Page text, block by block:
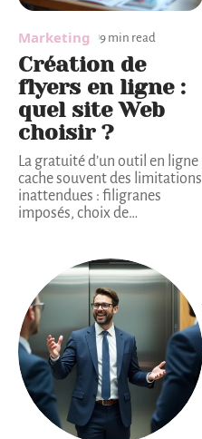
Marketing 9 min read
Création de
flyers en ligne :
quel site Web
choisir ?
La gratuité d’un outil en ligne
cache souvent des limitations
inattendues : filigranes
imposés, choix de…